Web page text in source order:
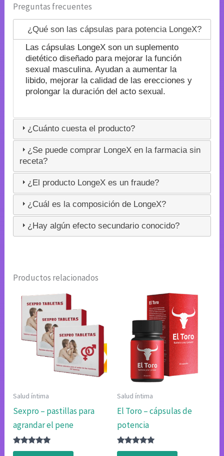
Preguntas frecuentes
¿Qué son las cápsulas para potencia LongeX?
Las cápsulas LongeX son un suplemento
dietético diseñado para mejorar la función
sexual masculina. Ayudan a aumentar la
libido, mejorar la calidad de las erecciones y
prolongar la duración del acto sexual.
¿Cuánto cuesta el producto?
¿Se puede comprar LongeX en la farmacia sin
receta?
¿El producto LongeX es un fraude?
¿Cuál es la composición de LongeX?
¿Hay algún efecto secundario conocido?
Productos relacionados
Salud íntima
Sexpro – pastillas para
agrandar el pene
Valorado
Salud íntima
El Toro – cápsulas de
potencia
Valorado